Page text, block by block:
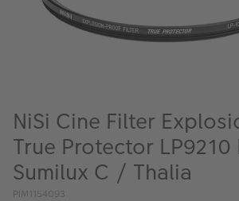
ANALOG
ALBUM
Kampanjer
Merker
NiSi Cine Filter
True Protector LP9210
Sumilux C / Thalia
PIM1154093